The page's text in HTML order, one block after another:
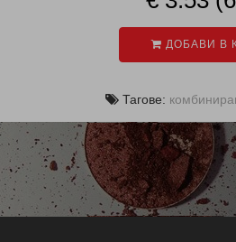
ДОБАВИ В
Тагове: